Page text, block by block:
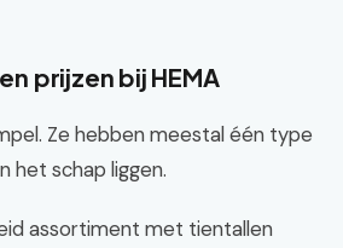
prijzen bij HEMA
Ze hebben meestal één type
het schap liggen.
assortiment met tientallen